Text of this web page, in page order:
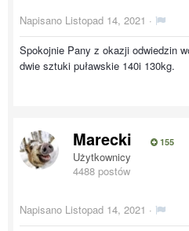
Napisano Listopad 14, 2021 ·
Spokojnie Pany z okazji odwiedzin
dwie sztuki puławskie 140i 130kg.
Marecki 155
Użytkownicy
4488 postów
Napisano Listopad 14, 2021 ·